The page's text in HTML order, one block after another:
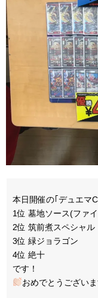
本日開催の｢デュエマ
1位 墓地ソース(ファ
2位 筑前煮スペシャル
3位 緑ジョラゴン
4位 絶十
です！
おめでとうござい